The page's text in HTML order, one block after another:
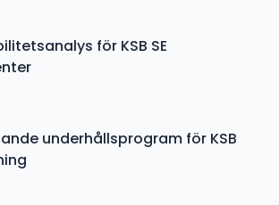
för KSB SE
underhållsprogram för KSB